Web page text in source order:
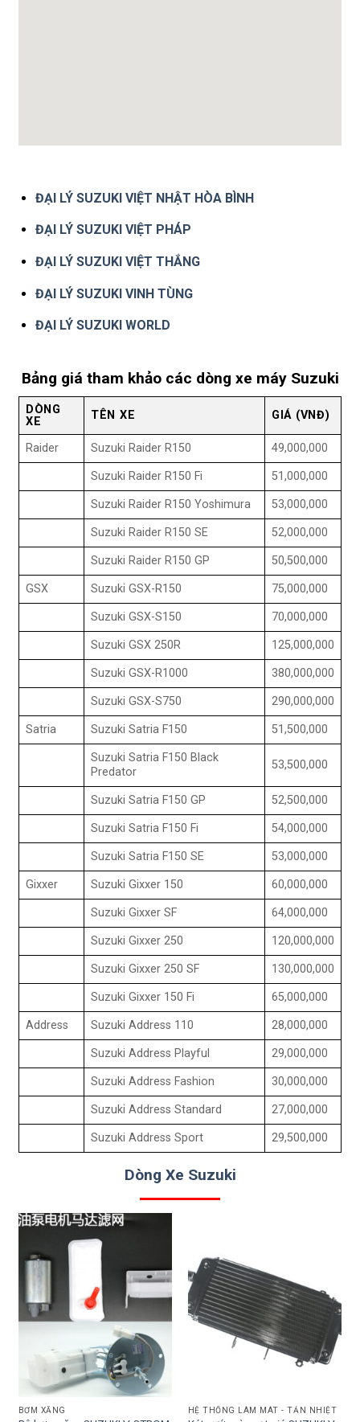
ĐẠI LÝ SUZUKI VIỆT NHẬT HÒA BÌNH
ĐẠI LÝ SUZUKI VIỆT PHÁP
ĐẠI LÝ SUZUKI VIỆT THẮNG
ĐẠI LÝ SUZUKI VINH TÙNG
ĐẠI LÝ SUZUKI WORLD
Bảng giá tham khảo các dòng xe máy Suzuki
DÒNG
XE
TÊN XE GIÁ (VNĐ)
Raider Suzuki Raider R150 49,000,000
Suzuki Raider R150 Fi 51,000,000
Suzuki Raider R150 Yoshimura 53,000,000
Suzuki Raider R150 SE 52,000,000
Suzuki Raider R150 GP 50,500,000
GSX Suzuki GSX-R150 75,000,000
Suzuki GSX-S150 70,000,000
Suzuki GSX 250R 125,000,000
Suzuki GSX-R1000 380,000,000
Suzuki GSX-S750 290,000,000
Satria Suzuki Satria F150 51,500,000
Suzuki Satria F150 Black
Predator
53,500,000
Suzuki Satria F150 GP 52,500,000
Suzuki Satria F150 Fi 54,000,000
Suzuki Satria F150 SE 53,000,000
Gixxer Suzuki Gixxer 150 60,000,000
Suzuki Gixxer SF 64,000,000
Suzuki Gixxer 250 120,000,000
Suzuki Gixxer 250 SF 130,000,000
Suzuki Gixxer 150 Fi 65,000,000
Address Suzuki Address 110 28,000,000
Suzuki Address Playful 29,000,000
Suzuki Address Fashion 30,000,000
Suzuki Address Standard 27,000,000
Suzuki Address Sport 29,500,000
Dòng Xe Suzuki
BƠM XĂNG HỆ THỐNG LÀM MÁT - TẢN NHIỆT